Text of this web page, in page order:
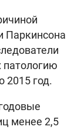
Паркинсона
патологию
2015 год.
менее 2,5